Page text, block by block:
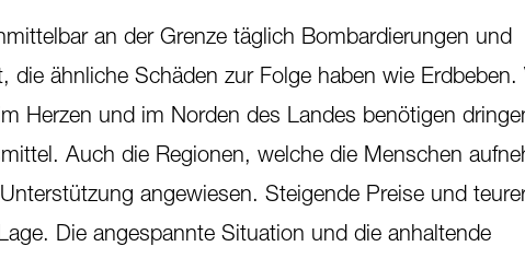
an der Grenze täglich Bombardierungen und
die ähnliche Schäden zur Folge haben wie Erdbeben.
Herzen und im Norden des Landes benötigen
Auch die Regionen, welche die Menschen
angewiesen. Steigende Preise und
Die angespannte Situation und die anhaltende